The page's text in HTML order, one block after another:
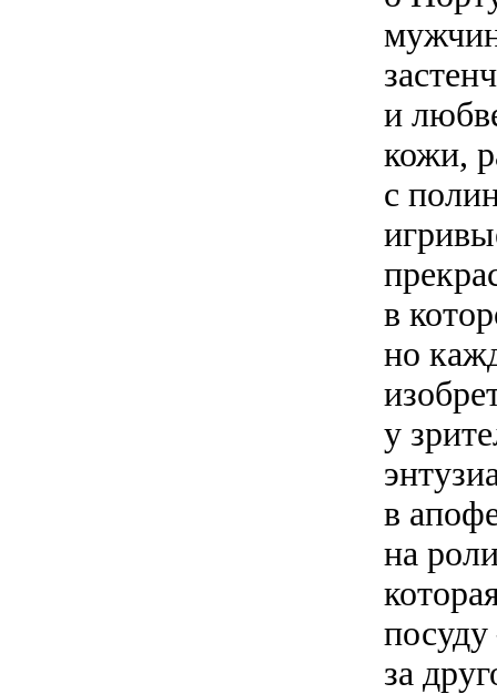
и
кожи,
с
в
но
у
в
на
за